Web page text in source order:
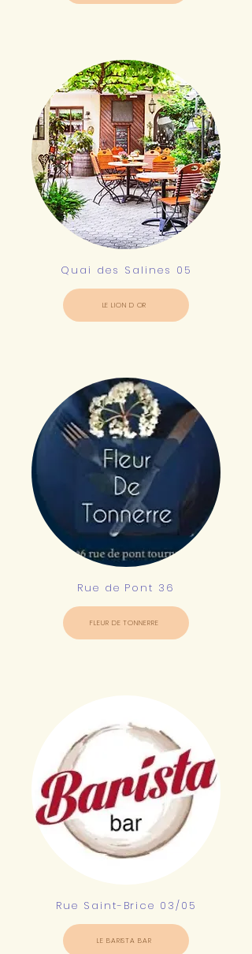
Quai des Salines 05
LE LION D OR
Rue de Pont 36
FLEUR DE TONNERRE
Rue Saint-Brice 03/05
LE BARISTA BAR